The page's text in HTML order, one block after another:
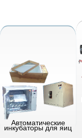
Автоматические
инкубаторы для яиц